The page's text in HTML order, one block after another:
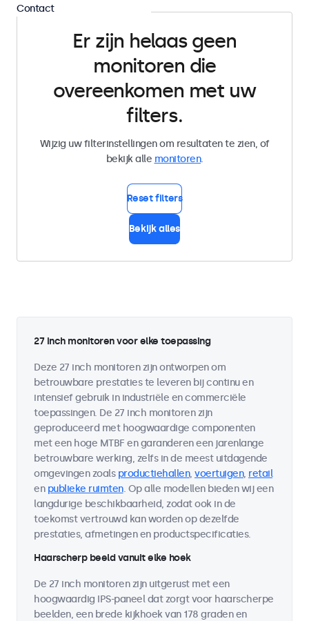
Er zijn helaas geen
monitoren die
overeenkomen met uw
filters.
Wijzig uw filterinstellingen om resultaten te zien, of
bekijk alle monitoren.
Reset filters
Bekijk alles
27 inch monitoren voor elke toepassing
Deze 27 inch monitoren zijn ontworpen om
betrouwbare prestaties te leveren bij continu en
intensief gebruik in industriële en commerciële
toepassingen. De 27 inch monitoren zijn
geproduceerd met hoogwaardige componenten
met een hoge MTBF en garanderen een jarenlange
betrouwbare werking, zelfs in de meest uitdagende
omgevingen zoals productiehallen, voertuigen, retail
en publieke ruimten. Op alle modellen bieden wij een
langdurige beschikbaarheid, zodat ook in de
toekomst vertrouwd kan worden op dezelfde
prestaties, afmetingen en productspecificaties.
Haarscherp beeld vanuit elke hoek
De 27 inch monitoren zijn uitgerust met een
hoogwaardig IPS-paneel dat zorgt voor haarscherpe
beelden, een brede kijkhoek van 178 graden en
Contact